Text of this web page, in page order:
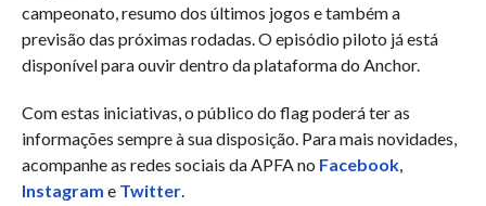
campeonato, resumo dos últimos jogos e também a
previsão das próximas rodadas. O episódio piloto já está
disponível para ouvir dentro da plataforma do Anchor.
Com estas iniciativas, o público do flag poderá ter as
informações sempre à sua disposição. Para mais novidades,
acompanhe as redes sociais da APFA no Facebook,
Instagram e Twitter.